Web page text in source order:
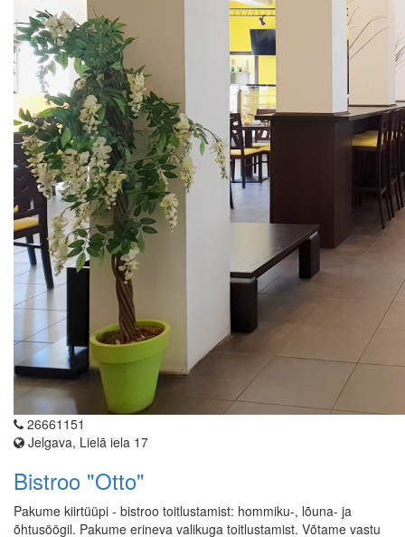
26661151
Jelgava, Lielā iela 17
Bistroo "Otto"
Pakume kiirtüüpi - bistroo toitlustamist: hommiku-, lõuna- ja
õhtusöögil. Pakume erineva valikuga toitlustamist. Võtame vastu